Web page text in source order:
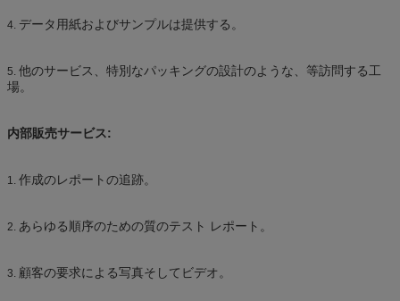
4. データ用紙およびサンプルは提供する。
5. 他のサービス、特別なパッキングの設計のような、等訪問する工
場。
内部販売サービス:
1. 作成のレポートの追跡。
2. あらゆる順序のための質のテスト レポート。
3. 顧客の要求による写真そしてビデオ。